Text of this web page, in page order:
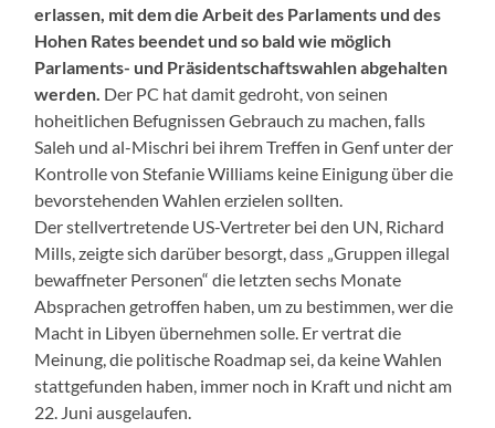
erlassen, mit dem die Arbeit des Parlaments und des
Hohen Rates beendet und so bald wie möglich
Parlaments- und Präsidentschaftswahlen abgehalten
werden. Der PC hat damit gedroht, von seinen
hoheitlichen Befugnissen Gebrauch zu machen, falls
Saleh und al-Mischri bei ihrem Treffen in Genf unter der
Kontrolle von Stefanie Williams keine Einigung über die
bevorstehenden Wahlen erzielen sollten.
Der stellvertretende US-Vertreter bei den UN, Richard
Mills, zeigte sich darüber besorgt, dass „Gruppen illegal
bewaffneter Personen“ die letzten sechs Monate
Absprachen getroffen haben, um zu bestimmen, wer die
Macht in Libyen übernehmen solle. Er vertrat die
Meinung, die politische Roadmap sei, da keine Wahlen
stattgefunden haben, immer noch in Kraft und nicht am
22. Juni ausgelaufen.